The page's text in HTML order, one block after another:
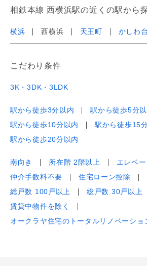
相鉄本線 西横浜駅の近くの駅から
横浜 西横浜 天王町 かしわ台
こだわり条件
3K・3DK・3LDK
駅から徒歩3分以内
駅から徒歩5分
駅から徒歩10分以内
駅から徒歩15
駅から徒歩20分以内
南向き 所在階 2階以上
エレベ
仲介手数料不要
住宅ローン控除
総戸数 100戸以上
総戸数 30戸以上
賃貸中物件を除く
オークラヤ住宅のトータルリノベーショ